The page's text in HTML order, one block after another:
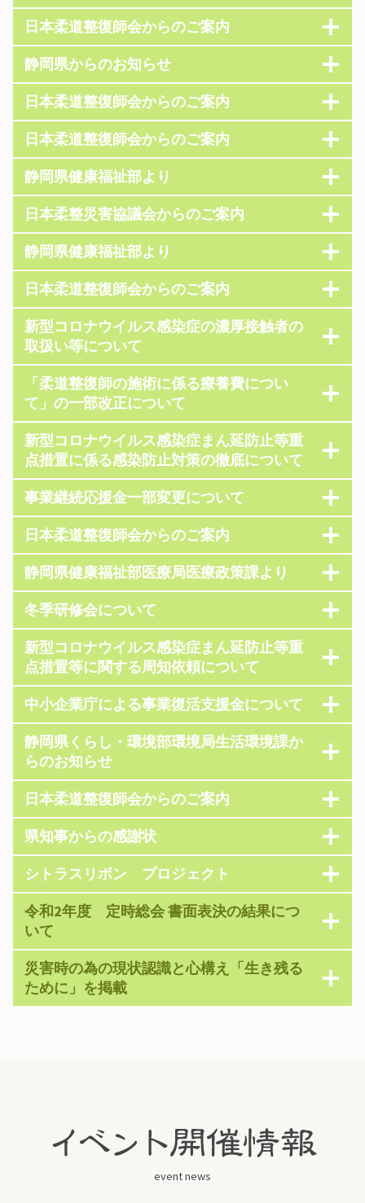
日本柔道整復師会からのご案内
静岡県からのお知らせ
日本柔道整復師会からのご案内
日本柔道整復師会からのご案内
静岡県健康福祉部より
日本柔整災害協議会からのご案内
静岡県健康福祉部より
日本柔道整復師会からのご案内
新型コロナウイルス感染症の濃厚接触者の
取扱い等について
「柔道整復師の施術に係る療養費につい
て」の一部改正について
新型コロナウイルス感染症まん延防止等重
点措置に係る感染防止対策の徹底について
事業継続応援金一部変更について
日本柔道整復師会からのご案内
静岡県健康福祉部医療局医療政策課より
冬季研修会について
新型コロナウイルス感染症まん延防止等重
点措置等に関する周知依頼について
中小企業庁による事業復活支援金について
静岡県くらし・環境部環境局生活環境課か
らのお知らせ
日本柔道整復師会からのご案内
県知事からの感謝状
シトラスリボン プロジェクト
令和2年度 定時総会 書面表決の結果につ
いて
災害時の為の現状認識と心構え「生き残る
ために」を掲載
event news